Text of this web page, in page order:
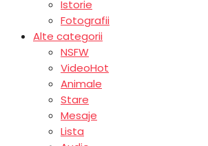
Istorie
Fotografii
Alte categorii
NSFW
VideoHot
Animale
Stare
Mesaje
Lista